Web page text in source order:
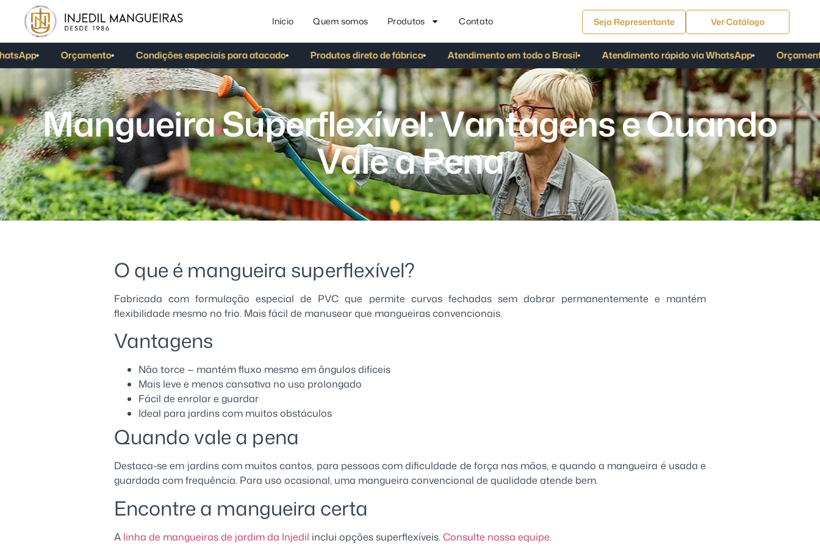
Início Quem somos Produtos Contato Seja Representante Ver Catálogo
Orçamento Condições especiais para atacado Produtos direto de fábrica Atendimento em todo o Brasil Atendimento rápido via WhatsApp Orçamento
MangueiraSuperflexível:VantagenseQuando
ValeaPena
O que é mangueira superflexível?
Fabricada com formulação especial de PVC que permite curvas fechadas sem dobrar permanentemente e mantém
flexibilidade mesmo no frio. Mais fácil de manusear que mangueiras convencionais.
Vantagens
Não torce — mantém fluxo mesmo em ângulos difíceis
Mais leve e menos cansativa no uso prolongado
Fácil de enrolar e guardar
Ideal para jardins com muitos obstáculos
Quando vale a pena
Destaca-se em jardins com muitos cantos, para pessoas com dificuldade de força nas mãos, e quando a mangueira é usada e
guardada com frequência. Para uso ocasional, uma mangueira convencional de qualidade atende bem.
Encontre a mangueira certa
A linha de mangueiras de jardim da Injedil inclui opções superflexíveis.Consulte nossa equipe.